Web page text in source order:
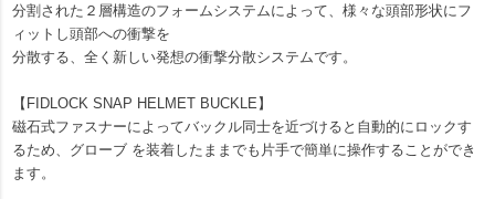
分割された２層構造のフォームシステムによって、様々な頭部形状にフ
ィットし頭部への衝撃を
分散する、全く新しい発想の衝撃分散システムです。
【FIDLOCK SNAP HELMET BUCKLE】
磁石式ファスナーによってバックル同士を近づけると自動的にロックす
るため、グローブ を装着したままでも片手で簡単に操作することができ
ます。